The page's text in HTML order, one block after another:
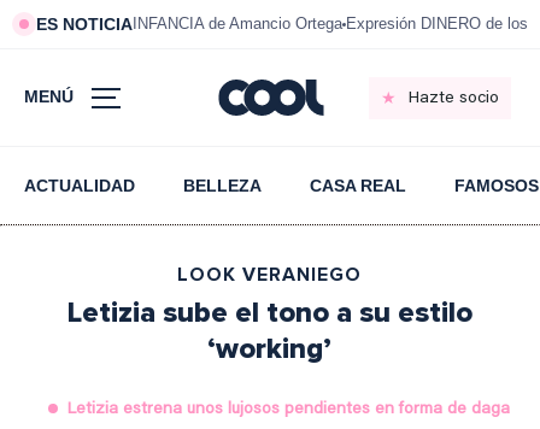
ES NOTICIA INFANCIA de Amancio Ortega Expresión DINERO de los
MENÚ Hazte socio
ACTUALIDAD BELLEZA CASA REAL FAMOSOS
LOOK VERANIEGO
Letizia sube el tono a su estilo
‘working’
Letizia estrena unos lujosos pendientes en forma de daga